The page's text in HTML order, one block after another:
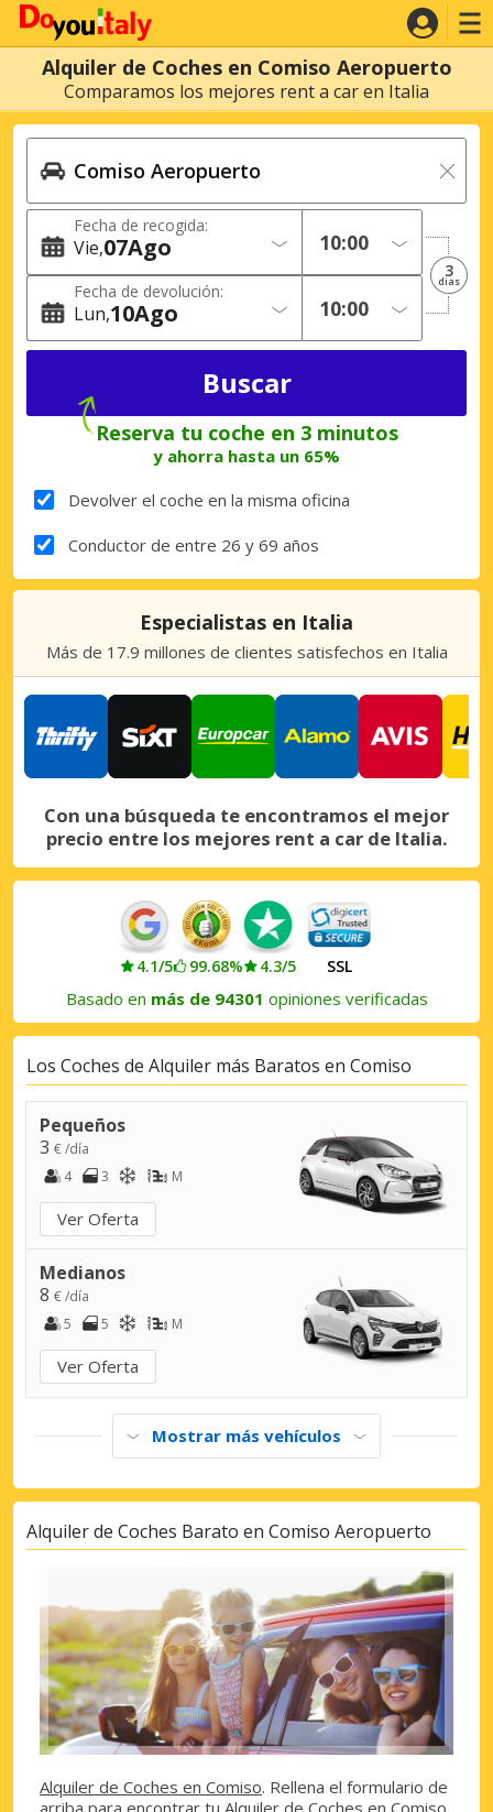
Alquiler de Coches en Comiso Aeropuerto
Comparamos los mejores rent a car en Italia
Fecha de recogida:
Vie 07Ago
Fecha de devolución:
Lun 10Ago
3
dias
Reserva tu coche en 3 minutos
y ahorra hasta un 65%
Devolver el coche en la misma oficina
Conductor de entre 26 y 69 años
Especialistas en Italia
Más de 17.9 millones de clientes satisfechos en Italia
Con una búsqueda te encontramos el mejor
precio entre los mejores rent a car de Italia.
4.1/5 99.68% 4.3/5 SSL
Basado en más de 94301 opiniones verificadas
Los Coches de Alquiler más Baratos en Comiso
Pequeños
3 € /día
4
3 M
Ver Oferta
Medianos
8 € /día
5
5 M
Ver Oferta
Mostrar más vehículos
Alquiler de Coches Barato en Comiso Aeropuerto
Alquiler de Coches en Comiso. Rellena el formulario de
arriba para encontrar tu Alquiler de Coches en Comiso.